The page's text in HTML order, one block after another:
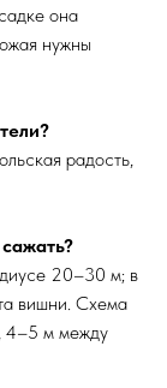
она
нужны
радость,
20–30 м; в
вишни. Схема
4–5 м между